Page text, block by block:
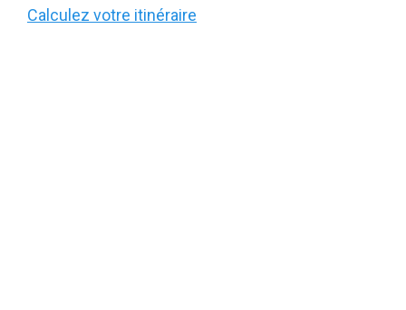
Calculez votre itinéraire